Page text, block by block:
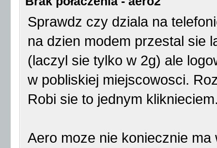
Sprawdz czy dziala na
na dzien modem przestal sie
(laczyl sie tylko w 2g) ale
w pobliskiej miejscowosci.
Robi sie to jednym
Aero moze nie koniecznie